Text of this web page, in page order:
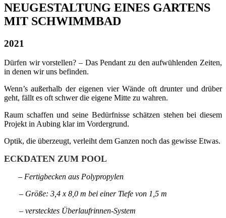
NEUGESTALTUNG EINES GARTENS
MIT SCHWIMMBAD
2021
Dürfen wir vorstellen? – Das Pendant zu den aufwühlenden Zeiten,
in denen wir uns befinden.
Wenn’s außerhalb der eigenen vier Wände oft drunter und drüber
geht, fällt es oft schwer die eigene Mitte zu wahren.
Raum schaffen und seine Bedürfnisse schätzen stehen bei diesem
Projekt in Aubing klar im Vordergrund.
Optik, die überzeugt, verleiht dem Ganzen noch das gewisse Etwas.
ECKDATEN ZUM POOL
– Fertigbecken aus Polypropylen
– Größe: 3,4 x 8,0 m bei einer Tiefe von 1,5 m
– verstecktes Überlaufrinnen-System